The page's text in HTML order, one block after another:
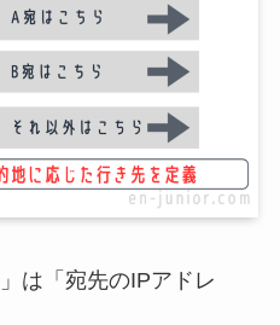
は「宛先のIPアドレ